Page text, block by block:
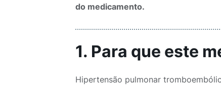
do medicamento.
1. Para que este
Hipertensão pulmonar